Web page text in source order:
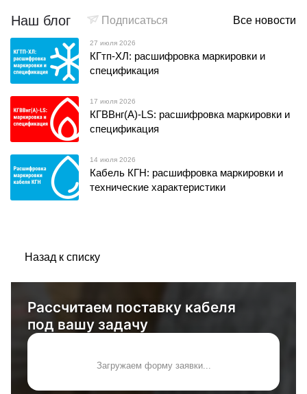
Наш блог Подписаться Все новости
27 июля 2026
КГтп-ХЛ: расшифровка маркировки и
спецификация
17 июля 2026
КГВВнг(А)-LS: расшифровка маркировки и
спецификация
14 июля 2026
Кабель КГН: расшифровка маркировки и
технические характеристики
Назад к списку
Рассчитаем поставку кабеля
под вашу задачу
Загружаем форму заявки...